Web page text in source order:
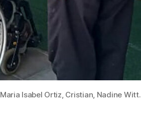
Isabel Ortiz, Cristian, Nadine Witt.